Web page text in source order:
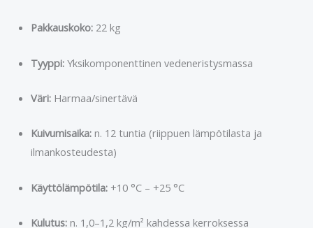
Pakkauskoko:22 kg
Tyyppi:Yksikomponenttinen vedeneristysmassa
Väri:Harmaa/sinertävä
Kuivumisaika:n. 12 tuntia (riippuen lämpötilasta ja
ilmankosteudesta)
Käyttölämpötila:+10 °C – +25 °C
Kulutus:n. 1,0–1,2 kg/m² kahdessa kerroksessa